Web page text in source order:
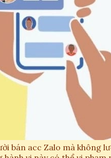
bán acc Zalo mà không